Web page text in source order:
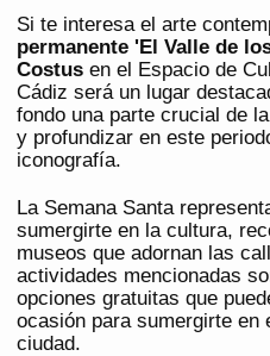
Si te interesa el arte
permanente 'El Valle de
Costus en el Espacio de
Cádiz será un lugar
fondo una parte crucial de
y profundizar en este
iconografía.
La Semana Santa
sumergirte en la cultura,
museos que adornan las
actividades mencionadas
opciones gratuitas que
ocasión para sumergirte en
ciudad.